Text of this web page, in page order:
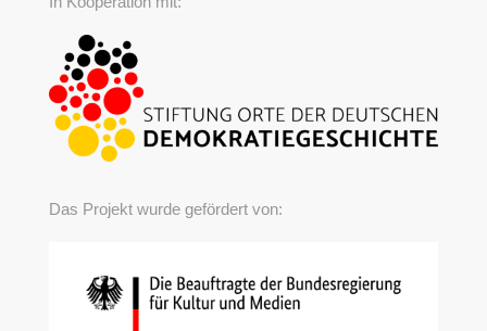
Das Projekt wurde gefördert von: